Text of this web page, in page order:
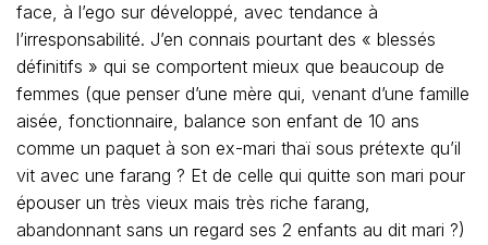
face, à l’ego sur développé, avec tendance à
l’irresponsabilité. J’en connais pourtant des « blessés
définitifs » qui se comportent mieux que beaucoup de
femmes (que penser d’une mère qui, venant d’une famille
aisée, fonctionnaire, balance son enfant de 10 ans
comme un paquet à son ex-mari thaï sous prétexte qu’il
vit avec une farang ? Et de celle qui quitte son mari pour
épouser un très vieux mais très riche farang,
abandonnant sans un regard ses 2 enfants au dit mari ?)